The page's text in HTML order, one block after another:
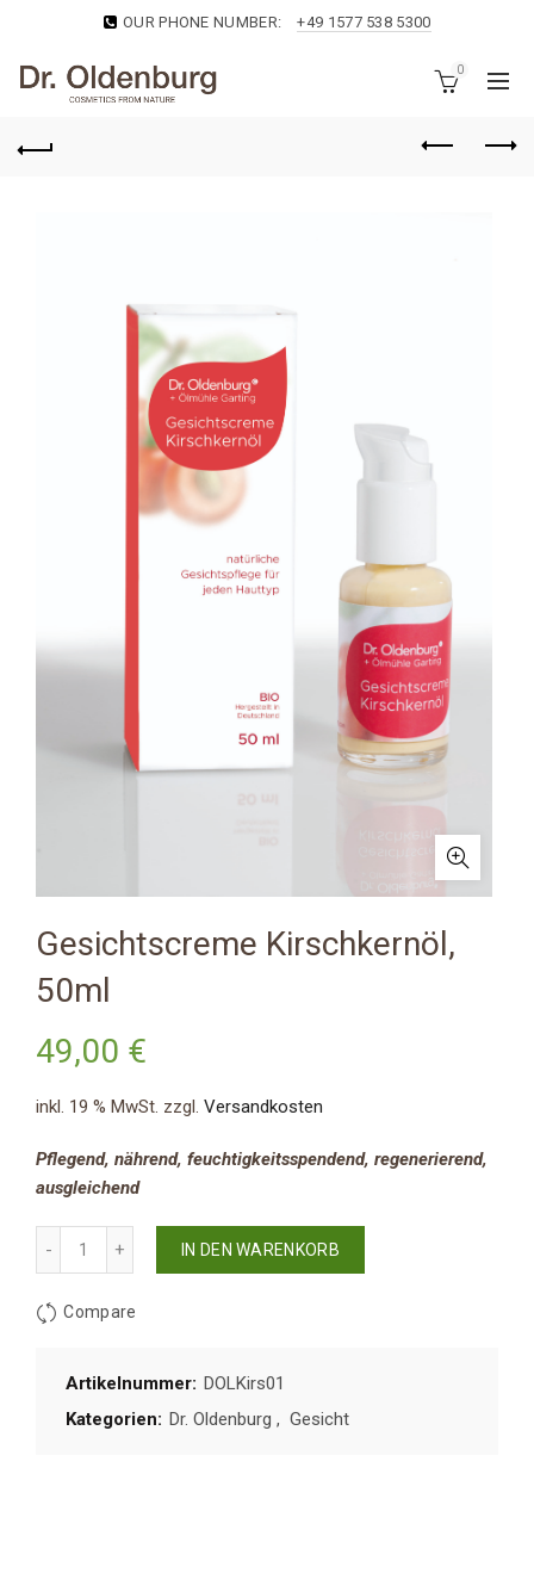
OUR PHONE NUMBER: +49 1577 538 5300
0
Gesichtscreme Kirschkernöl,
50ml
49,00 €
inkl. 19 % MwSt. zzgl. Versandkosten
Pflegend, nährend, feuchtigkeitsspendend, regenerierend,
ausgleichend
Anzahl
IN DEN WARENKORB
Compare
Artikelnummer: DOLKirs01
Kategorien: Dr. Oldenburg , Gesicht